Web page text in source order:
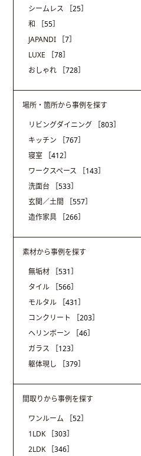
シームレス
［25］
和
［55］
JAPANDI
［7］
LUXE
［78］
おしゃれ
［728］
場所・箇所から事例を探す
リビングダイニング
［803］
キッチン
［767］
寝室
［412］
ワークスペース
［143］
洗面台
［533］
玄関／土間
［557］
造作家具
［266］
素材から事例を探す
無垢材
［531］
タイル
［566］
モルタル
［431］
コンクリート
［203］
ヘリンボーン
［46］
ガラス
［123］
躯体現し
［379］
間取りから事例を探す
ワンルーム
［52］
1LDK
［303］
2LDK
［346］